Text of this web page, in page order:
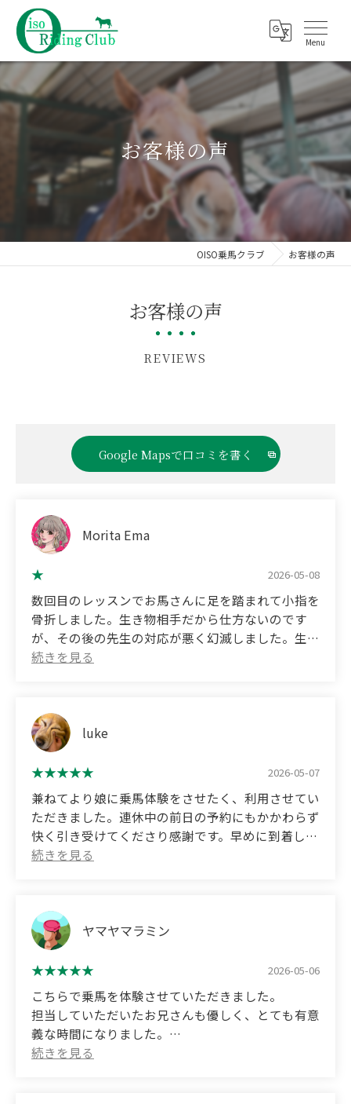
お客様の声
OISO乗馬クラブ お客様の声
お客様の声
REVIEWS
Google Mapsで口コミを書く
Morita Ema
2026-05-08
数回目のレッスンでお馬さんに足を踏まれて小指を
骨折しました。生き物相手だから仕方ないのです
が、その後の先生の対応が悪く幻滅しました。生徒
が怪我をしたのに対応が冷たく非常識だと思いま
(Translated by Google)
During one of my lessons, a horse stepped on my
foot and I fractured my little toe. I know it's
unavoidable when dealing with animals, but I was
afterward. I think it was cold and inconsiderate of
them to handle a student's injury like that.
Because of that incident, I quit the club.
luke
2026-05-07
兼ねてより娘に乗馬体験をさせたく、利用させてい
ただきました。連休中の前日の予約にもかかわらず
快く引き受けてくださり感謝です。早めに到着して
しまいましたが、待っている間も馬に関する知識を
若かりし頃の乗馬体験を娘にも体験させてみたいと
思っていましたので、夢が叶いました！レッスンも
親切に教えてくださり、娘も大満足の様子でした。
また機会がありましたらよろしくお願いします。
(Translated by Google)
I had always wanted my daughter to experience
horseback riding, and I used your service for that
reason. I'm grateful that you kindly accepted our
ヤマヤマラミン
2026-05-06
こちらで乗馬を体験させていただきました。
担当していただいたお兄さんも優しく、とても有意
義な時間になりました。